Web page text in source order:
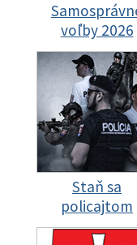
voľby 2026
Staň sa
policajtom